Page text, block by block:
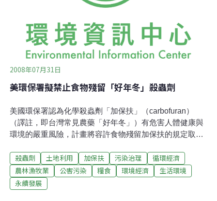
手取消了所有現有加保扶的登記與證照。即使登記有案的
有此種殺蟲劑的產品，環保署仍認為這個行動沒辦法解決
所有加保扶所帶來的風險。FM
2008年07月31日
美環保署擬禁止食物殘留「好年冬」殺蟲劑
美國環保署認為化學殺蟲劑「加保扶」（carbofuran）
（譯註，即台灣常見農藥「好年冬」）有危害人體健康與
環境的嚴重風險，計畫將容許食物殘留加保扶的規定取
受公眾評論。加保扶是一種「氨基甲酸鹽類」殺蟲劑與殺
線蟲藥，登記用途是控制土壤與各種田野穀物及蔬果葉片
上的害蟲，但不包括在民宅使用。環保署認定，不論是哪
一種用途，加保扶對於食用者、施用者與生態都造成可觀
殺蟲劑 土地利用 加保扶 污染治理
循環經濟
農林漁牧業
公害污染 糧食 環境經濟
生活環境
永續發展